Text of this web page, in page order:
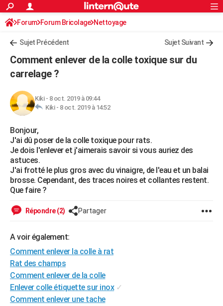
ACTUALITÉS
Politique
Société
Faits Divers
Education
Monde
Villes
+
Programme TV
Streaming
Sorties cinéma
FINANCE
Retraite
Impôts
Epargne
Immobilier
Risques naturels par ville
Banque
Assurance
Crédit
AUTO
Essais
Réserver un essai
Citadines
Berlines
SUV
Forum auto
+HIGH-TECH
Mobiles
Meilleur smartphone
Internet
Ordinateurs
Jeux vidéo
Guide high-tech
BRICOLAGE
Forum
Aménagement intérieur
Extérieur
Cuisine
Salle de bains
Jardinage
Rangement
WEEK-END
Guides de France
Escapades
Patrimoine
Expositions
Musées
Week-end nature
+LIFESTYLE
Art de vivre
Bien-être
Loisirs
Mode
Modes de vie
SANTE
Alimentation
Guide de la santé
Maladies
Médicaments
Sommeil
VOYAGE
Destinations
City break
Voyage nature
Voyage de noces
Forum
Climat
PHOTO
GUIDES D'ACHAT
BONS PLANS
CARTE DE VOEUX
S'inscrire
Connexion
Forum Forum Bricolage Nettoyage
Sujet Précédent Sujet Suivant
Comment enlever de la colle toxique sur du
carrelage ?
Kiki- 8 oct. 2019 à 09:44
Kiki - 8 oct. 2019 à 14:52
Bonjour,
J'ai dû poser de la colle toxique pour rats.
Je dois l'enlever et j'aimerais savoir si vous auriez des
astuces.
J'ai frotté le plus gros avec du vinaigre, de l'eau et un balai
brosse. Cependant, des traces noires et collantes restent.
Que faire ?
Répondre (2) Partager
A voir également:
Comment enlever la colle à rat
Rat des champs
Comment enlever de la colle
Enlever colle étiquette sur inox ✓
Comment enlever une tache